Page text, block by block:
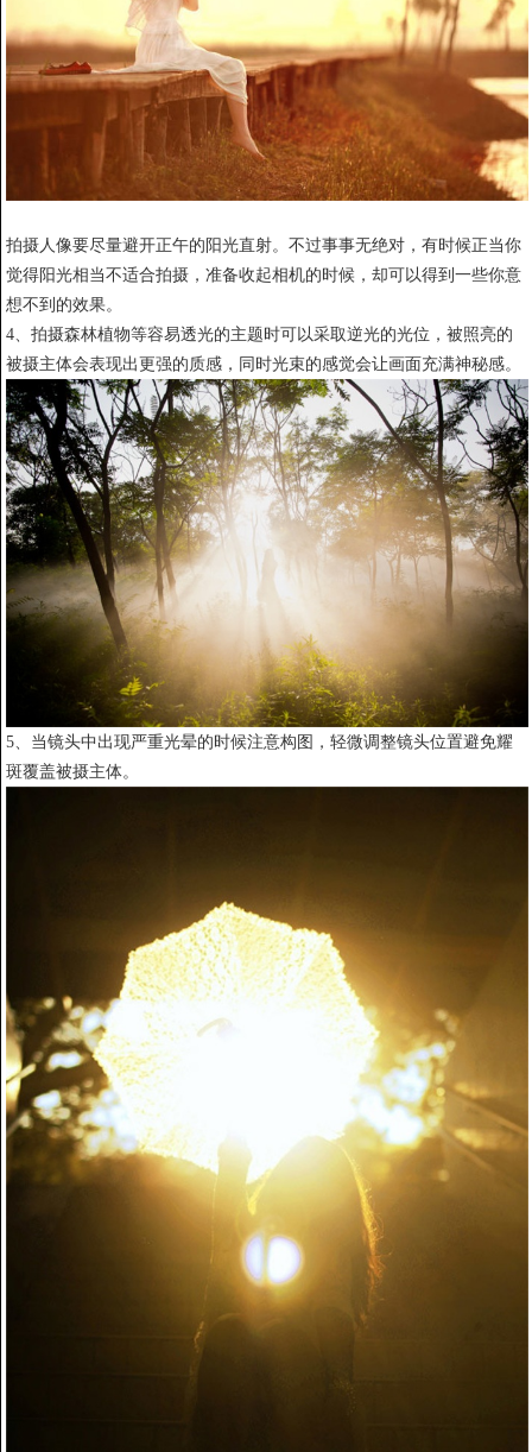
拍摄人像要尽量避开正午的阳光直射。不过事事无绝对，有时候正当你
觉得阳光相当不适合拍摄，准备收起相机的时候，却可以得到一些你意
想不到的效果。
4、拍摄森林植物等容易透光的主题时可以采取逆光的光位，被照亮的
被摄主体会表现出更强的质感，同时光束的感觉会让画面充满神秘感。
5、当镜头中出现严重光晕的时候注意构图，轻微调整镜头位置避免耀
斑覆盖被摄主体。